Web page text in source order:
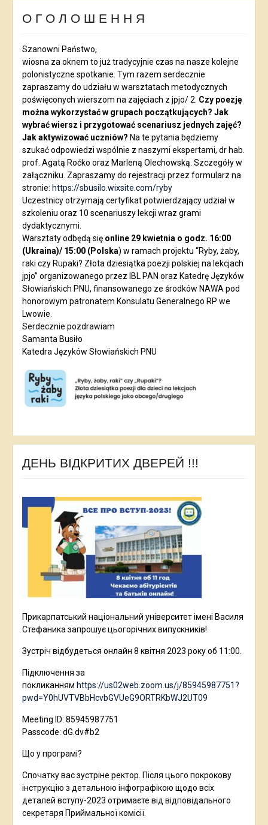
О Г О Л О Ш Е Н Н Я
Szanowni Państwo,
wiosna za oknem to już tradycyjnie czas na nasze kolejne
polonistyczne spotkanie. Tym razem serdecznie
zapraszamy do udziału w warsztatach metodycznych
poświęconych wierszom na zajęciach z jpjo/ 2. Czy poezję
można wykorzystać w grupach początkujących? Jak
wybrać wiersz i przygotować scenariusz jednych zajęć?
Jak aktywizować uczniów? Na te pytania będziemy
szukać odpowiedzi wspólnie z naszymi ekspertami, dr hab.
prof. Agatą Roćko oraz Marleną Olechowską. Szczegóły w
załączniku. Zapraszamy do rejestracji przez formularz na
stronie: https://sbusilo.wixsite.com/ryby
Uczestnicy otrzymają certyfikat potwierdzający udział w
szkoleniu oraz 10 scenariuszy lekcji wraz grami
dydaktycznymi.
Warsztaty odbędą się online 29 kwietnia o godz. 16:00
(Ukraina)/ 15:00 (Polska) w ramach projektu “Ryby, żaby,
raki czy Rupaki? Złota dziesiątka poezji polskiej na lekcjach
jpjo” organizowanego przez IBL PAN oraz Katedrę Języków
Słowiańskich PNU, finansowanego ze środków NAWA pod
honorowym patronatem Konsulatu Generalnego RP we
Lwowie.
Serdecznie pozdrawiam
Samanta Busiło
Katedra Języków Słowiańskich PNU
ДЕНЬ ВІДКРИТИХ ДВЕРЕЙ !!!
Прикарпатський національний університет імені Василя
Стефаника запрошує цьогорічних випускників!
Зустріч відбудеться онлайн 8 квітня 2023 року об 11:00.
Підключення за
покликанням https://us02web.zoom.us/j/85945987751?
pwd=Y0hUVTVBbHcvbGVUeG9ORTRKbWJ2UT09
Meeting ID: 85945987751
Passcode: dG.dv#b2
Що у програмі?
Спочатку вас зустріне ректор. Після цього покрокову
інструкцію з детальною інфографікою щодо всіх
деталей вступу-2023 отримаєте від відповідального
секретаря Приймальної комісії.